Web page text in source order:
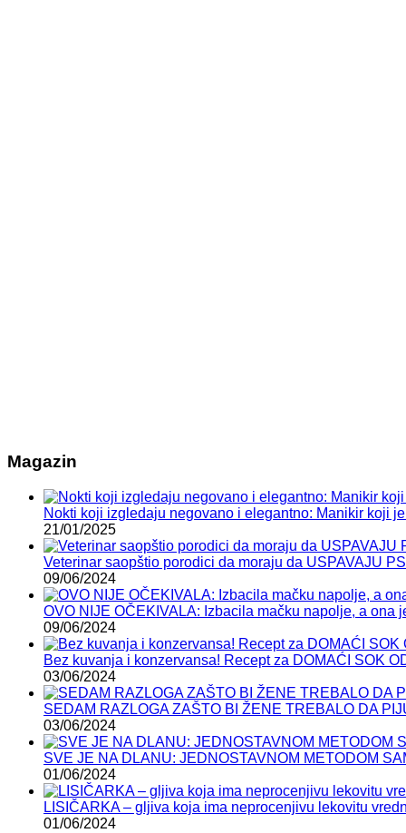
Magazin
Nokti koji izgledaju negovano i elegantno: Manikir koji
21/01/2025
Veterinar saopštio porodici da moraju da USPAVAJU
09/06/2024
OVO NIJE OČEKIVALA: Izbacila mačku napolje, a ona
09/06/2024
Bez kuvanja i konzervansa! Recept za DOMAĆI SOK
03/06/2024
SEDAM RAZLOGA ZAŠTO BI ŽENE TREBALO DA
03/06/2024
SVE JE NA DLANU: JEDNOSTAVNOM METODOM
01/06/2024
LISIČARKA – gljiva koja ima neprocenjivu lekovitu
01/06/2024